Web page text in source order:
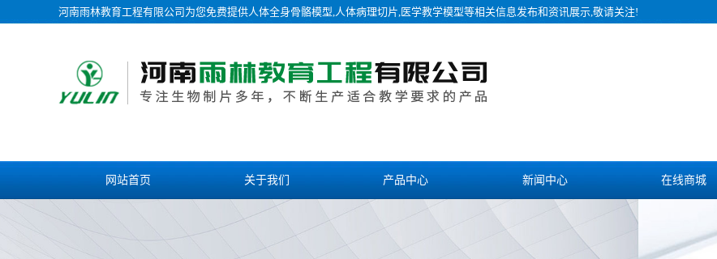
河南雨林教育工程有限公司为您免费提供人体全身骨骼模型,人体病理切片,医学教学模型等相关信息发布和资讯展示,敬请关注!
网站首页 关于我们 产品中心 新闻中心 在线商城